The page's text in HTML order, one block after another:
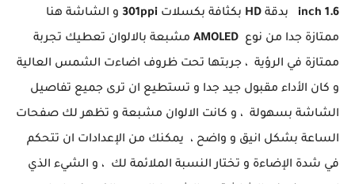
1.6 inch
بدقة HD بكثافة بكسلات 301ppi و الشاشة هنا
ممتازة جدا من نوع AMOLED مشبعة بالالوان تعطيك تجربة
ممتازة في الرؤية ، جربتها تحت ظروف اضاءت الشمس العالية
و كان الأداء مقبول جيد جدا و تستطيع ان ترى جميع تفاصيل
الشاشة بسهولة ، و كانت الالوان مشبعة و تظهر لك صفحات
الساعة بشكل انيق و واضح ، يمكنك من الإعدادات ان تتحكم
في شدة الإضاءة و تختار النسبة الملائمة لك ، و الشيء الذي